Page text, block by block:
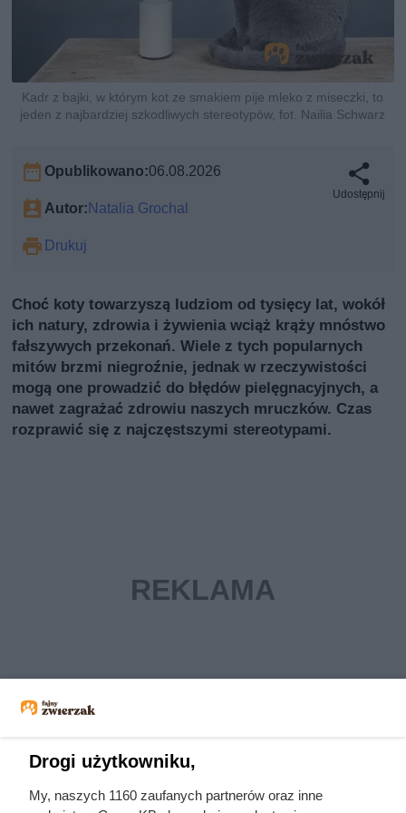
Kadr z bajki, w którym kot ze smakiem pije mleko z miseczki, to
jeden z najbardziej szkodliwych stereotypów, fot. Nailia Schwarz
Opublikowano:06.08.2026
Autor:Natalia Grochal
Drukuj
Udostępnij
Choć koty towarzyszą ludziom od tysięcy lat, wokół
ich natury, zdrowia i żywienia wciąż krąży mnóstwo
fałszywych przekonań. Wiele z tych popularnych
mitów brzmi niegroźnie, jednak w rzeczywistości
mogą one prowadzić do błędów pielęgnacyjnych, a
nawet zagrażać zdrowiu naszych mruczków. Czas
rozprawić się z najczęstszymi stereotypami.
Drogi użytkowniku,
My, naszych 1160 zaufanych partnerów oraz inne